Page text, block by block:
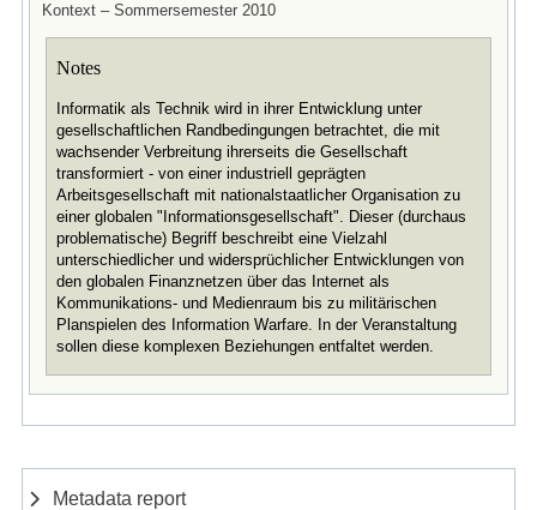
Kontext – Sommersemester 2010
Notes
Informatik als Technik wird in ihrer Entwicklung unter
gesellschaftlichen Randbedingungen betrachtet, die mit
wachsender Verbreitung ihrerseits die Gesellschaft
transformiert - von einer industriell geprägten
Arbeitsgesellschaft mit nationalstaatlicher Organisation zu
einer globalen "Informationsgesellschaft". Dieser (durchaus
problematische) Begriff beschreibt eine Vielzahl
unterschiedlicher und widersprüchlicher Entwicklungen von
den globalen Finanznetzen über das Internet als
Kommunikations- und Medienraum bis zu militärischen
Planspielen des Information Warfare. In der Veranstaltung
sollen diese komplexen Beziehungen entfaltet werden.
Metadata report